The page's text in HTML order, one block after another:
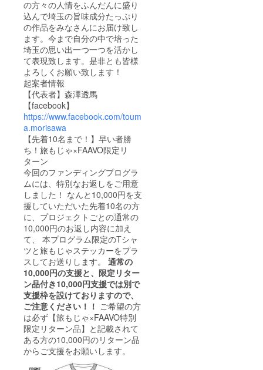
の方々の人情をふんだんに盛り
込んで埼玉の旨味成分たっぷり
の作品をみなさんにお届け致し
ます。今まで自分の中で培った
埼玉の思い出一つ一つを活かし
て表現致します。是非とも皆様
よろしくお願い致します！
起案者情報
【代表者】森澤透馬
【facebook】
https://www.facebook.com/toum
a.morisawa
【先着10名まで！】早い者勝
ち！旅もじゃ×FAAVO限定リ
ターン
今回のファンディングプログラ
ムには、特別なお返しをご用意
しました！ なんと10,000円を支
援していただいた先着10名の方
に、プロジェクトごとの通常の
10,000円のお返し内容に加え
て、 本プログラム限定のTシャ
ツと旅もじゃステッカーをプラ
スしてお送りします。 通常の
10,000円の支援と、限定リター
ン品付き10,000円支援では別で
支援枠を設けておりますので、
ご注意ください！！ ご希望の方
は必ず【旅もじゃ×FAAVO特別
限定リターン品】と記載されて
ある方の10,000円のリターン品
からご支援をお願いします。